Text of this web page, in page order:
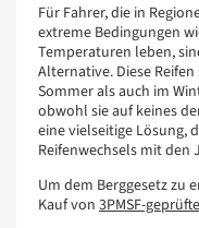
Für Fahrer, die in
extreme Bedingungen
Temperaturen leben,
Alternative. Diese
Sommer als auch im
obwohl sie auf keines
eine vielseitige Lösung,
Reifenwechsels mit den
Um dem Berggesetz zu
Kauf von 3PMSF-